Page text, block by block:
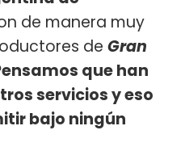
de manera muy
de Gran
que han
servicios y eso
bajo ningún